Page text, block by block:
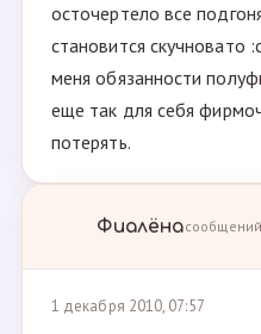
осточертело все
становится скучновато
меня обязанности
еще так для себя
потерять.
Фиалёна
1 декабря 2010, 07:57